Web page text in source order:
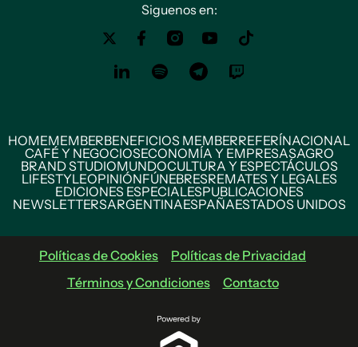
Siguenos en:
HOMEMEMBERBENEFICIOS MEMBERREFERÍNACIONAL
CAFÉ Y NEGOCIOSECONOMÍA Y EMPRESASAGRO
BRAND STUDIOMUNDOCULTURA Y ESPECTÁCULOS
LIFESTYLEOPINIÓNFÚNEBRESREMATES Y LEGALES
EDICIONES ESPECIALESPUBLICACIONES
NEWSLETTERSARGENTINAESPAÑAESTADOS UNIDOS
Políticas de Cookies
Políticas de Privacidad
Términos y Condiciones
Contacto